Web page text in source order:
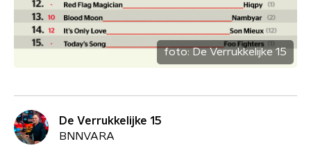
foto:De Verrukkelijke 15
De Verrukkelijke 15
BNNVARA